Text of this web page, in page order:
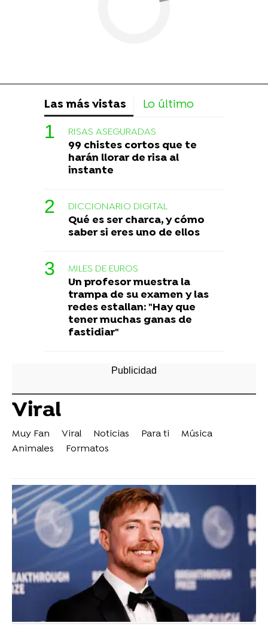
Las más vistas Lo último
RISAS ASEGURADAS
99 chistes cortos que te
harán llorar de risa al
instante
DICCIONARIO DIGITAL
Qué es ser charca, y cómo
saber si eres uno de ellos
MILES DE EUROS
Un profesor muestra la
trampa de su examen y las
redes estallan: "Hay que
tener muchas ganas de
fastidiar"
Viral
Muy Fan Viral Noticias Para ti
Música
Animales
Formatos